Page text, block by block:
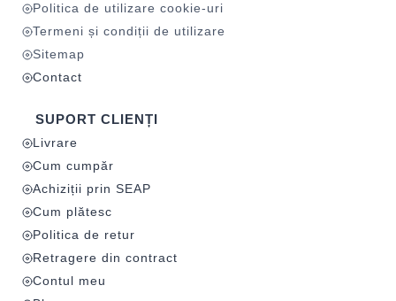
Politica de utilizare cookie-uri
Termeni și condiții de utilizare
Sitemap
Contact
SUPORT CLIENȚI
Livrare
Cum cumpăr
Achiziții prin SEAP
Cum plătesc
Politica de retur
Retragere din contract
Contul meu